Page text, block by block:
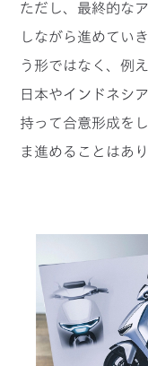
ただし、最終的な
しながら進めてい
う形ではなく、例
日本やインドネシ
持って合意形成を
ま進めることはあ